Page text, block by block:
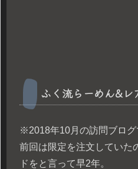
ふく流らーめん&レ
※2018年10月の訪問ブログ
前回は限定を注文していた
ドをと言って早2年。